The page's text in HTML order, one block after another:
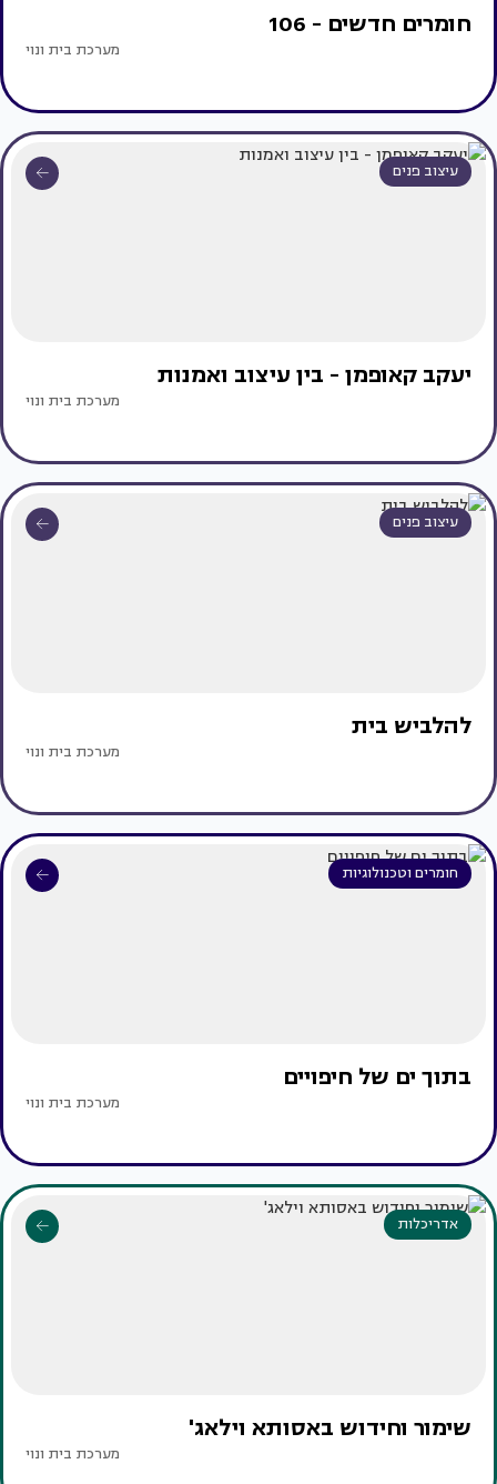
חומרים חדשים - 106
מערכת בית ונוי
עיצוב פנים
יעקב קאופמן - בין עיצוב ואמנות
מערכת בית ונוי
עיצוב פנים
להלביש בית
מערכת בית ונוי
חומרים וטכנולוגיות
בתוך ים של חיפויים
מערכת בית ונוי
אדריכלות
שימור וחידוש באסותא וילאג'
מערכת בית ונוי